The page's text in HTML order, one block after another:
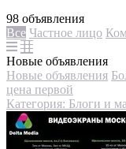
98 объявления
Все Частное лицо
Новые объявления
Новые объявления
цена первой
Категория: Блоги и